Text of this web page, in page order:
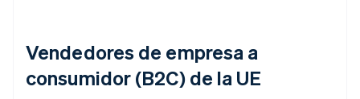
Vendedores de empresa a
consumidor (B2C) de la UE